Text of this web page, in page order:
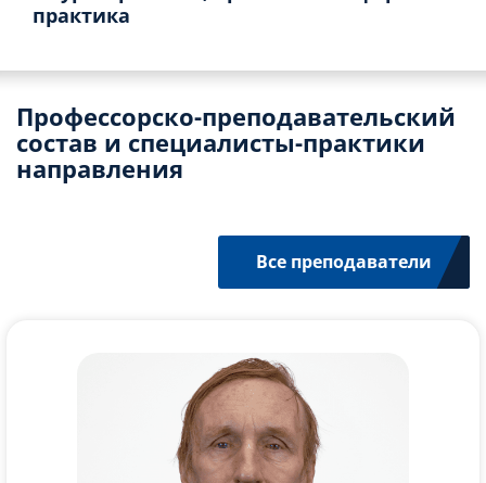
практика
Профессорско-преподавательский
состав и специалисты-практики
направления
Все преподаватели